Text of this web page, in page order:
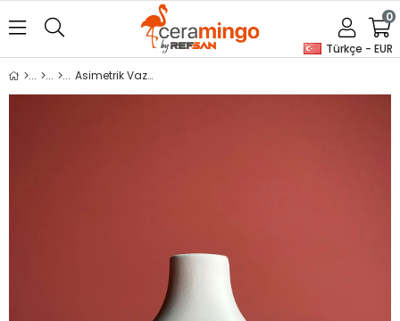
Türkçe - EUR
0
Asimetrik Vazo Seramik Bisküvi